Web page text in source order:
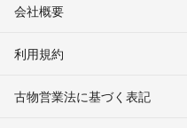
会社概要
利用規約
古物営業法に基づく表記